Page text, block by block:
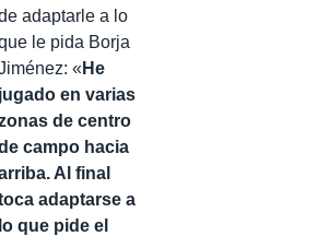
adaptarle a lo
le pida Borja
« He
jugado en varias
de centro
campo hacia
Al final
adaptarse a
lo que pide el